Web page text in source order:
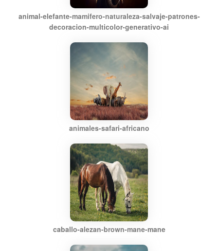
animal-elefante-mamifero-naturaleza-salvaje-patrones-
decoracion-multicolor-generativo-ai
animales-safari-africano
caballo-alezan-brown-mane-mane